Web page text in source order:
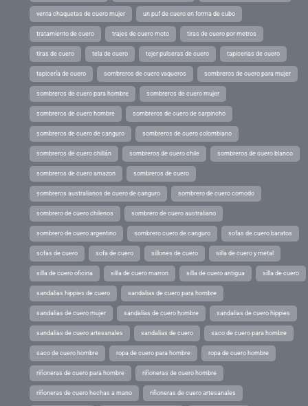
venta chaquetas de cuero mujer un puf de cuero en forma de cubo
tratamiento de cuero trajes de cuero moto tiras de cuero por metros
tiras de cuero tela de cuero tejer pulseras de cuero tapicerias de cuero
tapicería de cuero sombreros de cuero vaqueros sombreros de cuero para mujer
sombreros de cuero para hombre sombreros de cuero mujer
sombreros de cuero hombre sombreros de cuero de carpincho
sombreros de cuero de canguro sombreros de cuero colombiano
sombreros de cuero chillán sombreros de cuero chile sombreros de cuero blanco
sombreros de cuero amazon sombreros de cuero
sombreros australianos de cuero de canguro sombrero de cuero comodo
sombrero de cuero chilenos sombrero de cuero australiano
sombrero de cuero argentino sombrero cuero de canguro sofas de cuero baratos
sofas de cuero sofa de cuero sillones de cuero silla de cuero y metal
silla de cuero oficina silla de cuero marron silla de cuero antigua silla de cuero
sandalias hippies de cuero sandalias de cuero para hombre
sandalias de cuero mujer sandalias de cuero hombre sandalias de cuero hippies
sandalias de cuero artesanales sandalias de cuero saco de cuero para hombre
saco de cuero hombre ropa de cuero para hombre ropa de cuero hombre
riñoneras de cuero para hombre riñoneras de cuero hombre
riñoneras de cuero hechas a mano riñoneras de cuero artesanales